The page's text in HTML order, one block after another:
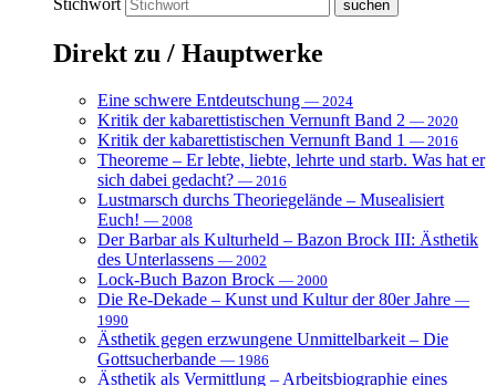
Stichwort
Direkt zu / Hauptwerke
Eine schwere Entdeutschung — 2024
Kritik der kabarettistischen Vernunft Band 2 — 2020
Kritik der kabarettistischen Vernunft Band 1 — 2016
Theoreme – Er lebte, liebte, lehrte und starb. Was hat er
sich dabei gedacht? — 2016
Lustmarsch durchs Theoriegelände – Musealisiert
Euch! — 2008
Der Barbar als Kulturheld – Bazon Brock III: Ästhetik
des Unterlassens — 2002
Lock-Buch Bazon Brock — 2000
Die Re-Dekade – Kunst und Kultur der 80er Jahre —
1990
Ästhetik gegen erzwungene Unmittelbarkeit – Die
Gottsucherbande — 1986
Ästhetik als Vermittlung – Arbeitsbiographie eines